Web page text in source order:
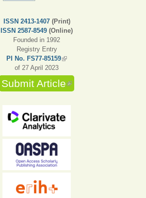
ISSN 2413-1407(Print)
ISSN 2587-8549 (Online)
Founded in 1992
Registry Entry
PI No. FS77-85159(link is external)
of 27 April 2023
Submit Article(link is external)